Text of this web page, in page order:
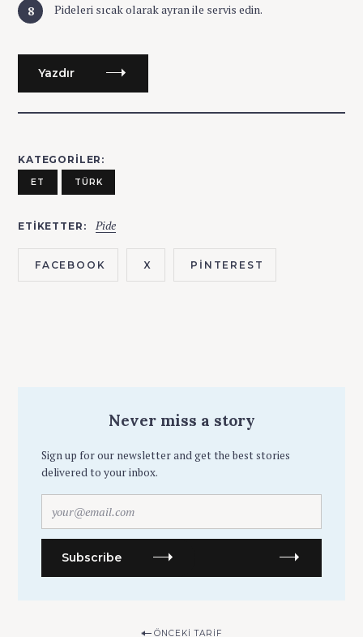
Pideleri sıcak olarak ayran ile servis edin.
Yazdır
KATEGORILER
ET TÜRK
ETIKETTER Pide
FACEBOOK X PINTEREST
Never miss a story
Sign up for our newsletter and get the best stories
delivered to your inbox.
u
Subscribe
ÖNCEKI TARIF